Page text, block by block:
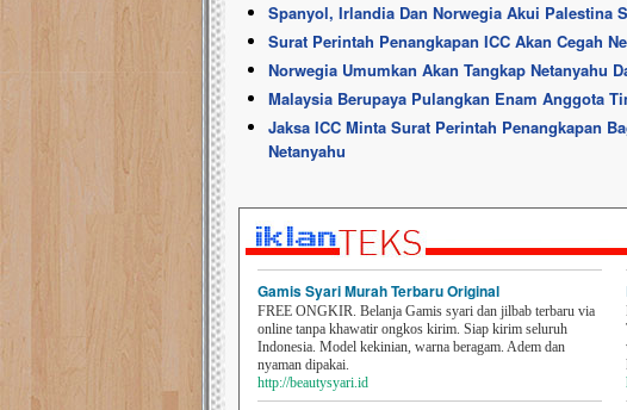
Spanyol, Irlandia Dan Norwegia Akui Palestina
Surat Perintah Penangkapan ICC Akan Cegah
Norwegia Umumkan Akan Tangkap Netanyahu
Malaysia Berupaya Pulangkan Enam Anggota
Jaksa ICC Minta Surat Perintah Penangkapan
Netanyahu
Gamis Syari Murah Terbaru Original
FREE ONGKIR. Belanja Gamis syari dan jilbab terbaru via
online tanpa khawatir ongkos kirim. Siap kirim seluruh
Indonesia. Model kekinian, warna beragam. Adem dan
nyaman dipakai.
http://beautysyari.id